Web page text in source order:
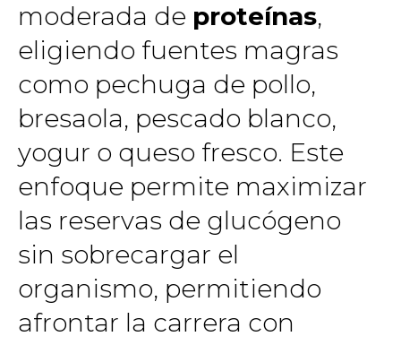
moderada de proteínas,
eligiendo fuentes magras
como pechuga de pollo,
bresaola, pescado blanco,
yogur o queso fresco. Este
enfoque permite maximizar
las reservas de glucógeno
sin sobrecargar el
organismo, permitiendo
afrontar la carrera con